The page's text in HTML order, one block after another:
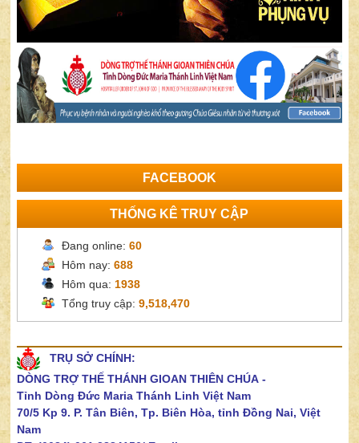
FACEBOOK
THỐNG KÊ TRUY CẬP
Đang online:60
Hôm nay:688
Hôm qua: 1938
Tổng truy cập:9,518,470
TRỤ SỞ CHÍNH:
DÒNG TRỢ THẾ THÁNH GIOAN THIÊN CHÚA -
Tỉnh Dòng Đức Maria Thánh Linh Việt Nam
70/5 Kp 9. P. Tân Biên, Tp. Biên Hòa, tỉnh Đồng Nai, Việt
Nam